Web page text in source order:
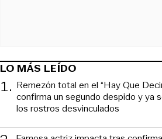
LO MÁS LEÍDO
1. Remezón total en el “Hay Que
confirma un segundo despido y ya
los rostros desvinculados